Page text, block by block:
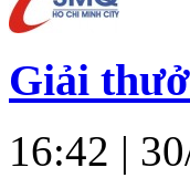
Giải
16:42 |